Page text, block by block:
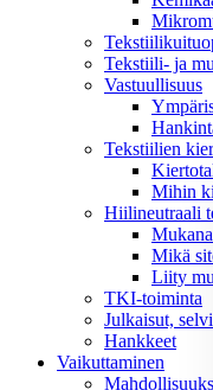
Tekstiili- ja
Vastuullisuus
Tekstiilien
Mihin
Hiilineutraali
Mikä
Liity
TKI-toiminta
Julkaisut,
Hankkeet
Vaikuttaminen